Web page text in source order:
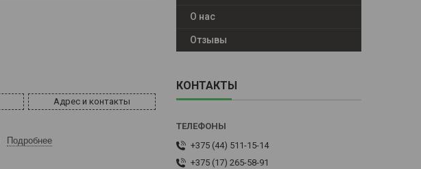
Адрес и контакты
Подробнее
О нас
Отзывы
КОНТАКТЫ
+375 (44) 511-15-14
+375 (17) 265-58-91